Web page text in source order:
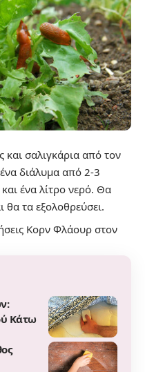
σαλιγκάρια από τον
διάλυμα από 2-3
ένα λίτρο νερό. Θα
θα τα εξολοθρεύσει.
Κορν Φλάουρ στον
Κάτω